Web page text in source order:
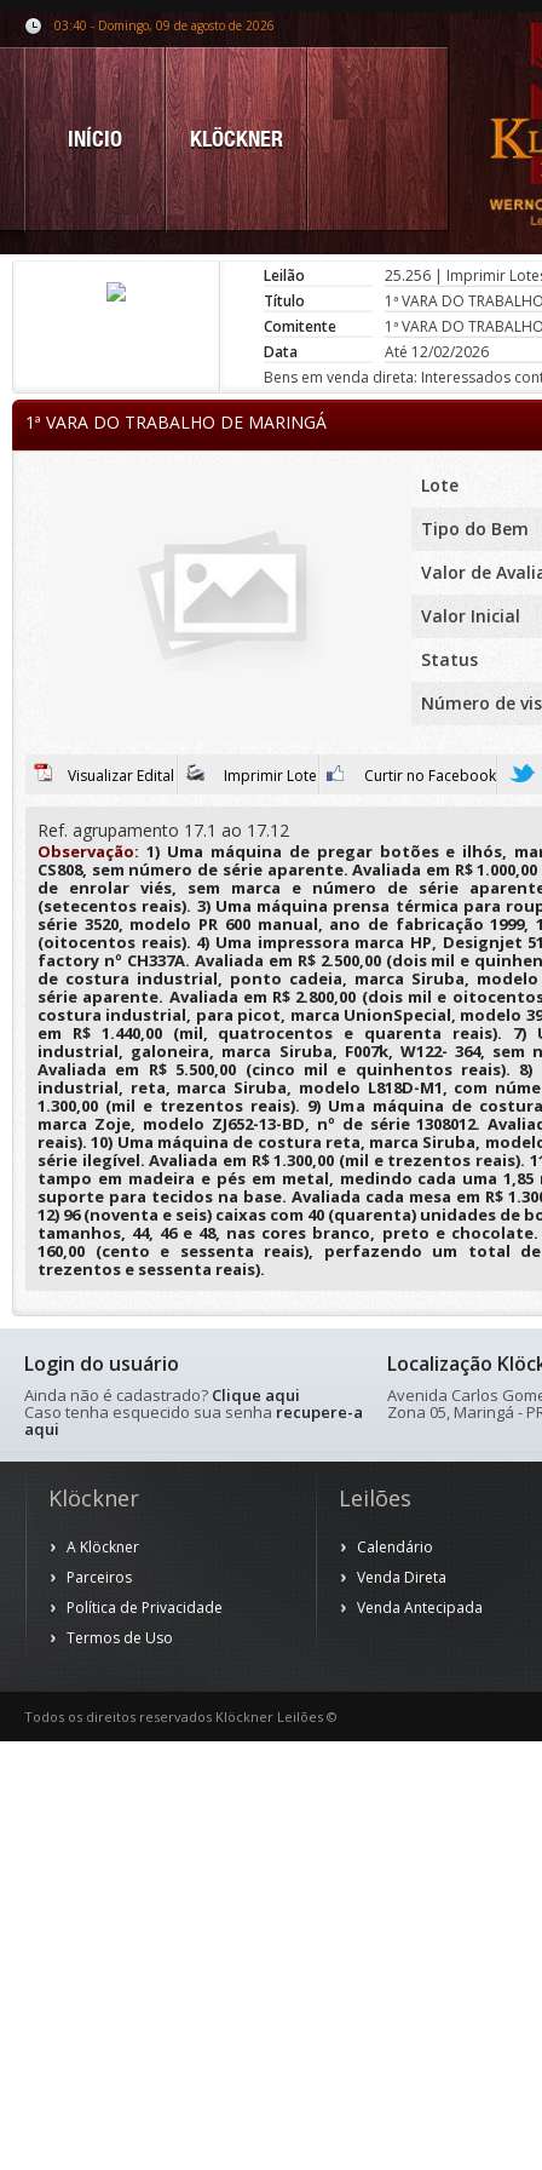
03:40 - Domingo, 09 de agosto de 2026
INÍCIO KLÖCKNER
Leilão 25.256 | Imprimir
Título
1ª VARA DO
Comitente
1ª VARA DO
Data
Até 12/02/2026
Bens em venda direta: Interessados
1ª VARA DO TRABALHO DE MARINGÁ
Lote
Tipo do Bem
Valor de
Valor Inicial
Status
Número de
Visualizar Edital Imprimir Lote Curtir no Facebook
Ref. agrupamento 17.1 ao 17.12
Observação: 1) Uma máquina de pregar botões e ilhós,
CS808, sem número de série aparente. Avaliada em R$
de enrolar viés, sem marca e número de série
(setecentos reais). 3) Uma máquina prensa térmica para
série 3520, modelo PR 600 manual, ano de fabricação 1999,
(oitocentos reais). 4) Uma impressora marca HP, Designjet
factory nº CH337A. Avaliada em R$ 2.500,00 (dois mil e
de costura industrial, ponto cadeia, marca Siruba, modelo
série aparente. Avaliada em R$ 2.800,00 (dois mil e
costura industrial, para picot, marca UnionSpecial, modelo
em R$ 1.440,00 (mil, quatrocentos e quarenta reais). 7)
industrial, galoneira, marca Siruba, F007k, W122- 364,
Avaliada em R$ 5.500,00 (cinco mil e quinhentos reais).
industrial, reta, marca Siruba, modelo L818D-M1, com
1.300,00 (mil e trezentos reais). 9) Uma máquina de
marca Zoje, modelo ZJ652-13-BD, nº de série 1308012.
reais). 10) Uma máquina de costura reta, marca Siruba,
série ilegível. Avaliada em R$ 1.300,00 (mil e trezentos reais).
tampo em madeira e pés em metal, medindo cada uma
suporte para tecidos na base. Avaliada cada mesa em R$
12) 96 (noventa e seis) caixas com 40 (quarenta) unidades de
tamanhos, 44, 46 e 48, nas cores branco, preto e chocolate.
160,00 (cento e sessenta reais), perfazendo um total de
trezentos e sessenta reais).
Login do usuário
Ainda não é cadastrado? Clique aqui
Caso tenha esquecido sua senha recupere-a
aqui
Localização
Avenida Carlos
Zona 05, Maringá -
Klöckner
A Klöckner
Parceiros
Política de Privacidade
Termos de Uso
Leilões
Calendário
Venda Direta
Venda Antecipada
Todos os direitos reservados Klöckner Leilões ©